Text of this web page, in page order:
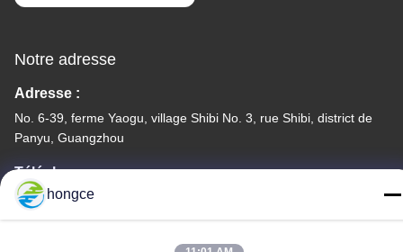
Notre adresse
Adresse :
No. 6-39, ferme Yaogu, village Shibi No. 3, rue Shibi, district de
Panyu, Guangzhou
Téléphone :
86-18998460309
hongce